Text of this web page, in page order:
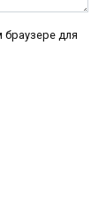
браузере для